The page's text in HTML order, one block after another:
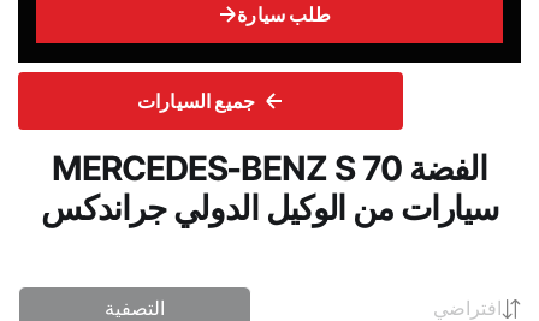
طلب سيارة
جميع السيارات
الفضة MERCEDES-BENZ S 70
سيارات من الوكيل الدولي جراندكس
التصفية افتراضي